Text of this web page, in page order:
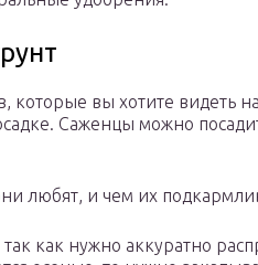
которые вы хотите видеть
Саженцы можно
любят, и чем их
как нужно аккуратно